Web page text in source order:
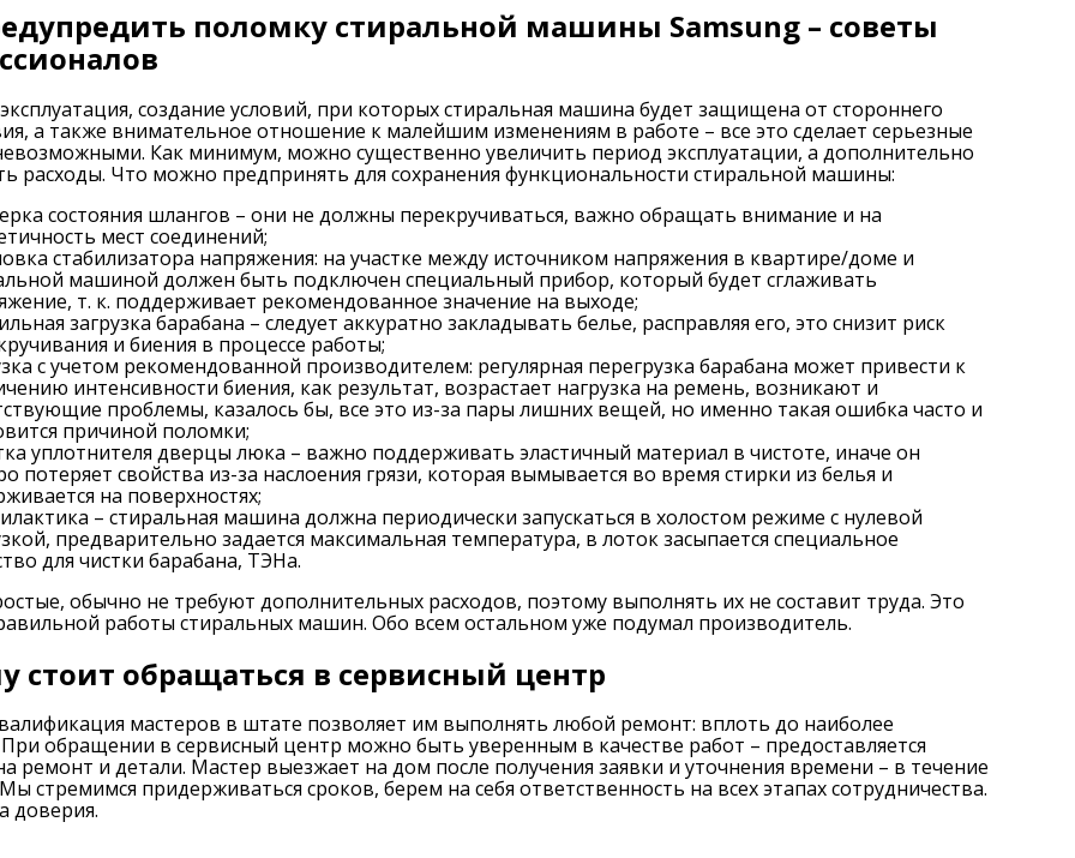
поломку стиральной машины Samsung – советы
создание условий, при которых стиральная машина будет защищена от стороннего
а также внимательное отношение к малейшим изменениям в работе – все это сделает серьезные
Как минимум, можно существенно увеличить период эксплуатации, а дополнительно
расходы. Что можно предпринять для сохранения функциональности стиральной машины:
состояния шлангов – они не должны перекручиваться, важно обращать внимание и на
мест соединений;
стабилизатора напряжения: на участке между источником напряжения в квартире/доме и
машиной должен быть подключен специальный прибор, который будет сглаживать
т. к. поддерживает рекомендованное значение на выходе;
загрузка барабана – следует аккуратно закладывать белье, расправляя его, это снизит риск
и биения в процессе работы;
с учетом рекомендованной производителем: регулярная перегрузка барабана может привести к
интенсивности биения, как результат, возрастает нагрузка на ремень, возникают и
проблемы, казалось бы, все это из-за пары лишних вещей, но именно такая ошибка часто и
причиной поломки;
уплотнителя дверцы люка – важно поддерживать эластичный материал в чистоте, иначе он
потеряет свойства из-за наслоения грязи, которая вымывается во время стирки из белья и
на поверхностях;
– стиральная машина должна периодически запускаться в холостом режиме с нулевой
предварительно задается максимальная температура, в лоток засыпается специальное
для чистки барабана, ТЭНа.
обычно не требуют дополнительных расходов, поэтому выполнять их не составит труда. Это
работы стиральных машин. Обо всем остальном уже подумал производитель.
стоит обращаться в сервисный центр
мастеров в штате позволяет им выполнять любой ремонт: вплоть до наиболее
обращении в сервисный центр можно быть уверенным в качестве работ – предоставляется
ремонт и детали. Мастер выезжает на дом после получения заявки и уточнения времени – в течение
стремимся придерживаться сроков, берем на себя ответственность на всех этапах сотрудничества.
доверия.